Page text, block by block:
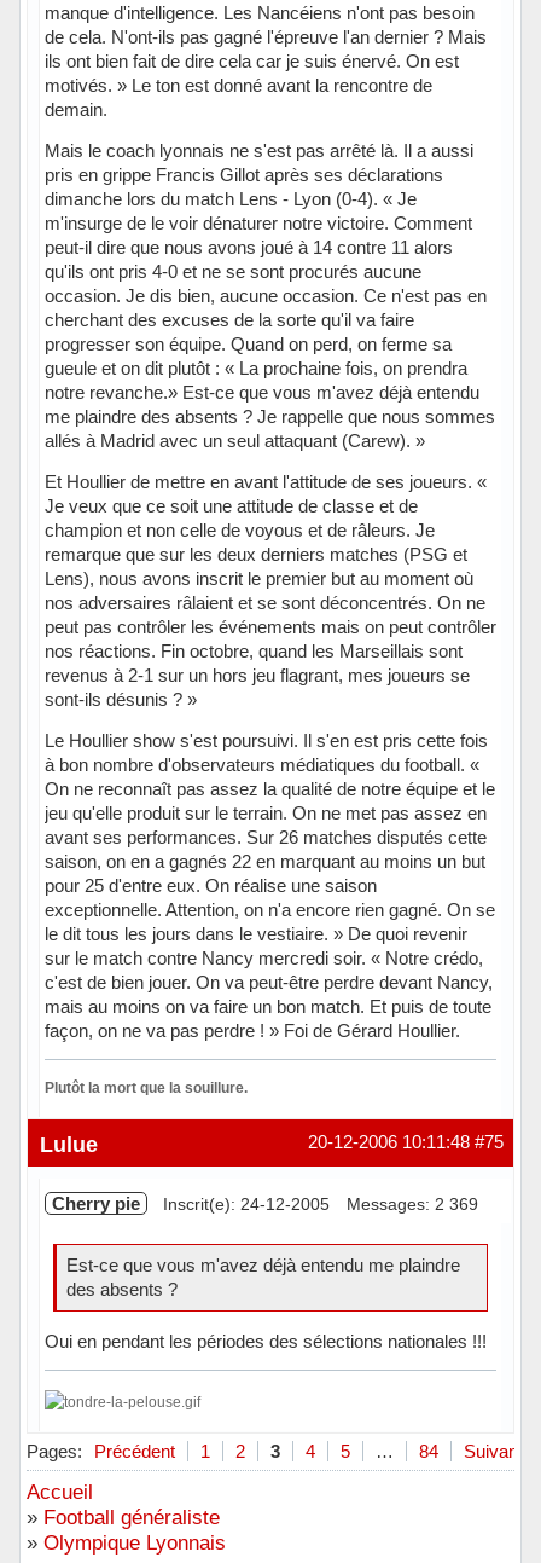
manque d'intelligence. Les Nancéiens n'ont pas besoin
de cela. N'ont-ils pas gagné l'épreuve l'an dernier ? Mais
ils ont bien fait de dire cela car je suis énervé. On est
motivés. » Le ton est donné avant la rencontre de
demain.
Mais le coach lyonnais ne s'est pas arrêté là. Il a aussi
pris en grippe Francis Gillot après ses déclarations
dimanche lors du match Lens - Lyon (0-4). « Je
m'insurge de le voir dénaturer notre victoire. Comment
peut-il dire que nous avons joué à 14 contre 11 alors
qu'ils ont pris 4-0 et ne se sont procurés aucune
occasion. Je dis bien, aucune occasion. Ce n'est pas en
cherchant des excuses de la sorte qu'il va faire
progresser son équipe. Quand on perd, on ferme sa
gueule et on dit plutôt : « La prochaine fois, on prendra
notre revanche.» Est-ce que vous m'avez déjà entendu
me plaindre des absents ? Je rappelle que nous sommes
allés à Madrid avec un seul attaquant (Carew). »
Et Houllier de mettre en avant l'attitude de ses joueurs. «
Je veux que ce soit une attitude de classe et de
champion et non celle de voyous et de râleurs. Je
remarque que sur les deux derniers matches (PSG et
Lens), nous avons inscrit le premier but au moment où
nos adversaires râlaient et se sont déconcentrés. On ne
peut pas contrôler les événements mais on peut contrôler
nos réactions. Fin octobre, quand les Marseillais sont
revenus à 2-1 sur un hors jeu flagrant, mes joueurs se
sont-ils désunis ? »
Le Houllier show s'est poursuivi. Il s'en est pris cette fois
à bon nombre d'observateurs médiatiques du football. «
On ne reconnaît pas assez la qualité de notre équipe et le
jeu qu'elle produit sur le terrain. On ne met pas assez en
avant ses performances. Sur 26 matches disputés cette
saison, on en a gagnés 22 en marquant au moins un but
pour 25 d'entre eux. On réalise une saison
exceptionnelle. Attention, on n'a encore rien gagné. On se
le dit tous les jours dans le vestiaire. » De quoi revenir
sur le match contre Nancy mercredi soir. « Notre crédo,
c'est de bien jouer. On va peut-être perdre devant Nancy,
mais au moins on va faire un bon match. Et puis de toute
façon, on ne va pas perdre ! » Foi de Gérard Houllier.
Plutôt la mort que la souillure.
Hors ligne #75
20-12-2006 10:11:48
Lulue
Cherry pie Inscrit(e): 24-12-2005 Messages: 2 369
Est-ce que vous m'avez déjà entendu me plaindre
des absents ?
Oui en pendant les périodes des sélections nationales !!!
Hors ligne
Pages: Précédent 1 2 3 4 5 … 84 Suivant
Accueil
» Football généraliste
» Olympique Lyonnais